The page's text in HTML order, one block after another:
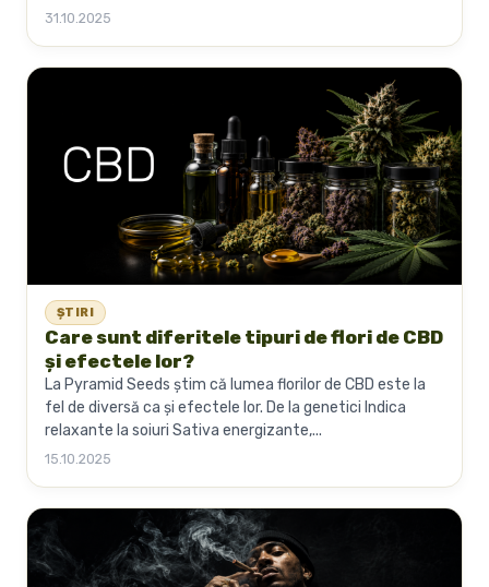
31.10.2025
ȘTIRI
Care sunt diferitele tipuri de flori de CBD
și efectele lor?
La Pyramid Seeds știm că lumea florilor de CBD este la
fel de diversă ca și efectele lor. De la genetici Indica
relaxante la soiuri Sativa energizante,...
15.10.2025